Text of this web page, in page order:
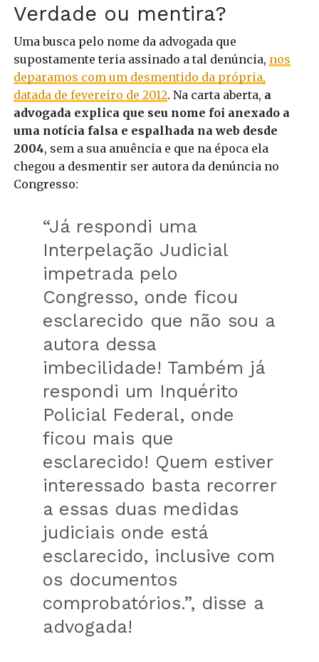
Verdade ou mentira?
Uma busca pelo nome da advogada que
supostamente teria assinado a tal denúncia, nos
deparamos com um desmentido da própria,
datada de fevereiro de 2012. Na carta aberta, a
advogada explica que seu nome foi anexado a
uma notícia falsa e espalhada na web desde
2004, sem a sua anuência e que na época ela
chegou a desmentir ser autora da denúncia no
Congresso:
“Já respondi uma
Interpelação Judicial
impetrada pelo
Congresso, onde ficou
esclarecido que não sou a
autora dessa
imbecilidade! Também já
respondi um Inquérito
Policial Federal, onde
ficou mais que
esclarecido! Quem estiver
interessado basta recorrer
a essas duas medidas
judiciais onde está
esclarecido, inclusive com
os documentos
comprobatórios.”, disse a
advogada!